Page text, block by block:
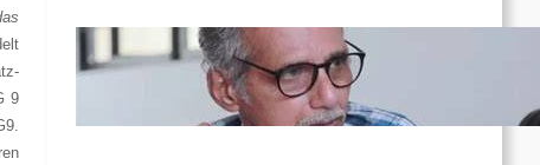
9
Indien: „Die Politik der
Kapitulation“ von K. Murali (Ajith)
Juli 1, 2026